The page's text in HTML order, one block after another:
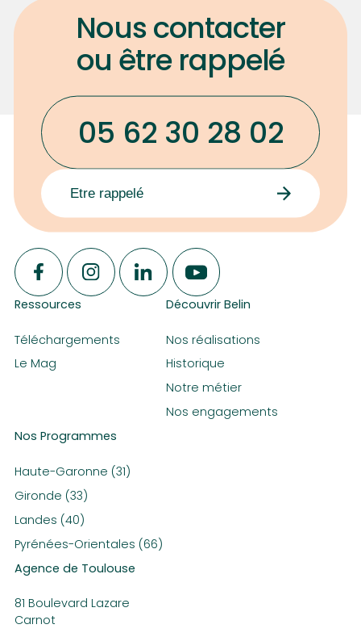
Nous contacter
ou être rappelé
05 62 30 28 02
Etre rappelé
Ressources
Téléchargements
Le Mag
Découvrir Belin
Nos réalisations
Historique
Notre métier
Nos engagements
Nos Programmes
Haute-Garonne (31)
Gironde (33)
Landes (40)
Pyrénées-Orientales (66)
Agence de Toulouse
81 Boulevard Lazare
Carnot